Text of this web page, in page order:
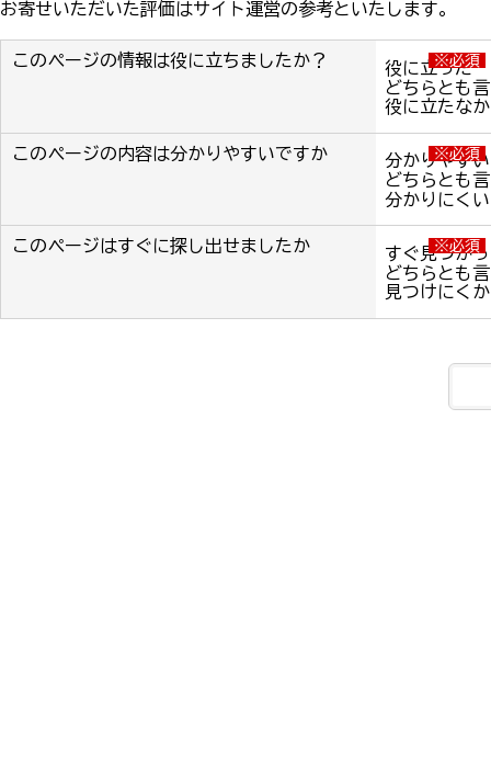
お寄せいただいた評価はサイト運営の参考といたします。
このページの情報は役に立ちましたか？ ※必須
役に立った
どちらとも
役に立たな
このページの内容は分かりやすいですか ※必須
分かりやすい
どちらとも
分かりにくい
このページはすぐに探し出せましたか ※必須
すぐ見つか
どちらとも
見つけにく